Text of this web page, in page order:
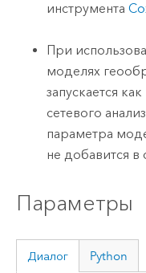
инструмента
При
моделях
запускается
сетевого
параметра
не добавится
Параметры
Диалог Python